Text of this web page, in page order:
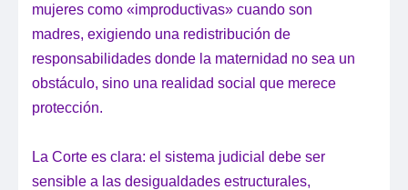
mujeres como «improductivas» cuando son
madres, exigiendo una redistribución de
responsabilidades donde la maternidad no sea un
obstáculo, sino una realidad social que merece
protección.
La Corte es clara: el sistema judicial debe ser
sensible a las desigualdades estructurales,